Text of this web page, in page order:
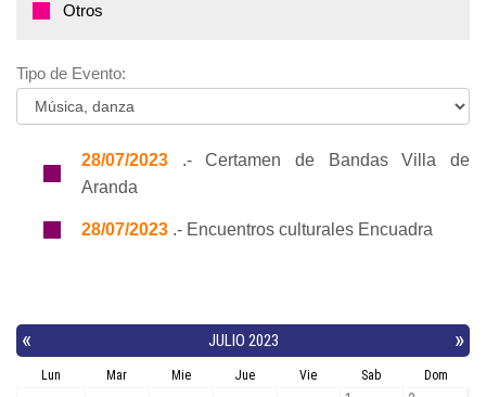
Otros
Tipo de Evento:
28/07/2023 .- Certamen de Bandas Villa de
Aranda
28/07/2023 .- Encuentros culturales Encuadra